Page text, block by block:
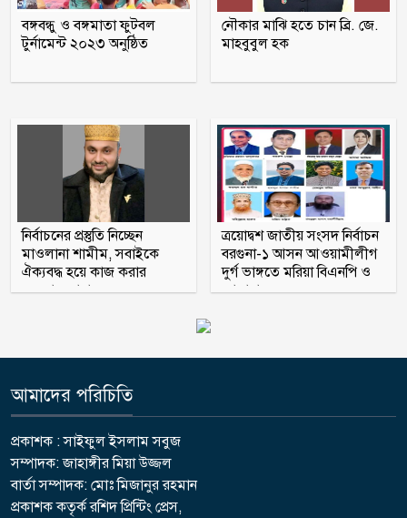
তনু হত্যায় সাবেক সেনাসদস্য হাফিজুর
রহমান ফের গ্রেফতার
আহারে জীবন! একবছরে লাশ কঙ্কাল, কেউ
বঙ্গবন্ধু ও বঙ্গমাতা ফুটবল
টুর্নামেন্ট ২০২৩ অনুষ্ঠিত
নৌকার মাঝি হতে চান ব্রি. জে.
মাহবুবুল হক
নির্বাচনের প্রস্তুতি নিচ্ছেন
মাওলানা শামীম, সবাইকে
ঐক্যবদ্ধ হয়ে কাজ করার
অহব্বান জানান
ত্রয়োদ্বশ জাতীয় সংসদ নির্বাচন
বরগুনা-১ আসন আওয়ামীলীগ
দুর্গ ভাঙ্গতে মরিয়া বিএনপি ও
জামায়াত
আমাদের পরিচিতি
প্রকাশক : সাইফুল ইসলাম সবুজ
সম্পাদক: জাহাঙ্গীর মিয়া উজ্জল
বার্তা সম্পাদক: মোঃ মিজানুর রহমান
প্রকাশক কতৃর্ক রশিদ প্রিন্টিং প্রেস,